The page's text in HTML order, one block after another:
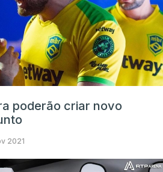
poderão criar novo
2021